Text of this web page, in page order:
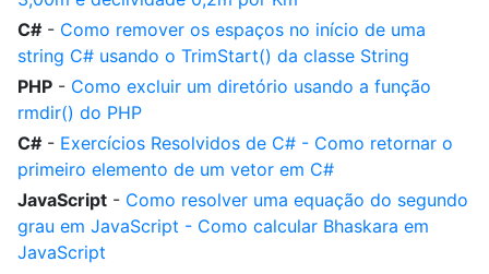
C# - Como remover os espaços no início de uma
string C# usando o TrimStart() da classe String
PHP - Como excluir um diretório usando a função
rmdir() do PHP
C# - Exercícios Resolvidos de C# - Como retornar o
primeiro elemento de um vetor em C#
JavaScript - Como resolver uma equação do segundo
grau em JavaScript - Como calcular Bhaskara em
JavaScript